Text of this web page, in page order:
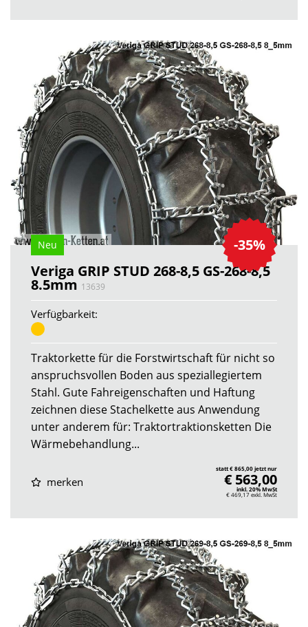
-35%
Neu
Veriga GRIP STUD 268-8,5 GS-268-8,5
8.5mm 13639
Verfügbarkeit:
Traktorkette für die Forstwirtschaft für nicht so
anspruchsvollen Boden aus speziallegiertem
Stahl. Gute Fahreigenschaften und Haftung
zeichnen diese Stachelkette aus Anwendung
unter anderem für: Traktortraktionsketten Die
Wärmebehandlung...
merken
statt € 865,00 jetzt nur
€ 563,00
inkl. 20% MwSt
€ 469,17exkl. MwSt